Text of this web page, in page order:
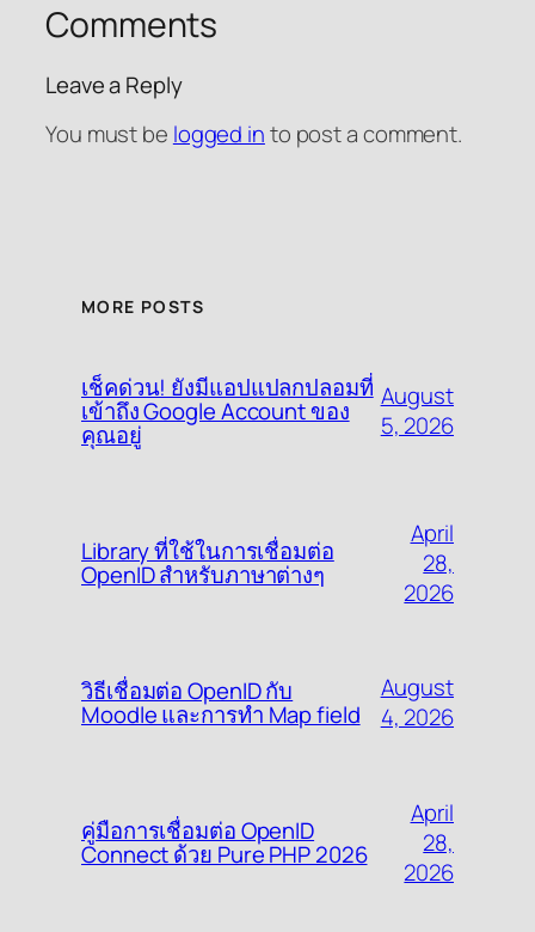
Comments
Leave a Reply
You must be logged into post a comment.
MORE POSTS
เช็คด่วน! ยังมีแอปแปลกปลอมที่
เข้าถึง Google Account ของ
คุณอยู่
August
5, 2026
Library ที่ใช้ในการเชื่อมต่อ
OpenID สำหรับภาษาต่างๆ
April
28,
2026
วิธีเชื่อมต่อ OpenID กับ
Moodle และการทำ Map field
August
4, 2026
คู่มือการเชื่อมต่อ OpenID
Connect ด้วย Pure PHP 2026
April
28,
2026